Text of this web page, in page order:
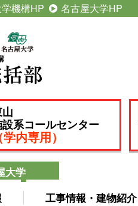
機構HP 名古屋大学HP
系コールセンター
（学内専用）
大学
工事情報・建物紹介